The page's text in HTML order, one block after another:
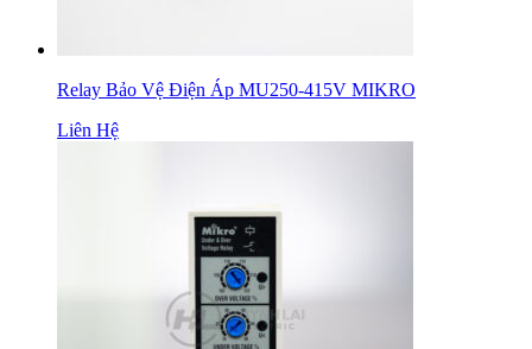
Relay Bảo Vệ Điện Áp MU250-415V MIKRO
Liên Hệ